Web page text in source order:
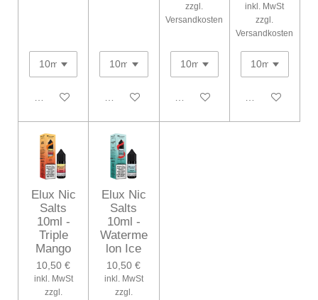
In den WarenkorbIn den Warenkorb
zzgl.
Versandkosten
In den Warenkorb
inkl. MwSt
zzgl.
Versandkosten
In den
Elux Nic
Salts
10ml -
Triple
Mango
10,50 €
inkl. MwSt
zzgl.
Elux Nic
Salts
10ml -
Waterme
lon Ice
10,50 €
inkl. MwSt
zzgl.